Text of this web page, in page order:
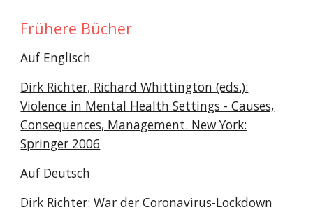
Frühere Bücher
Auf Englisch
Dirk Richter, Richard Whittington (eds.):
Violence in Mental Health Settings - Causes,
Consequences, Management. New York:
Springer 2006
Auf Deutsch
Dirk Richter: War der Coronavirus-Lockdown